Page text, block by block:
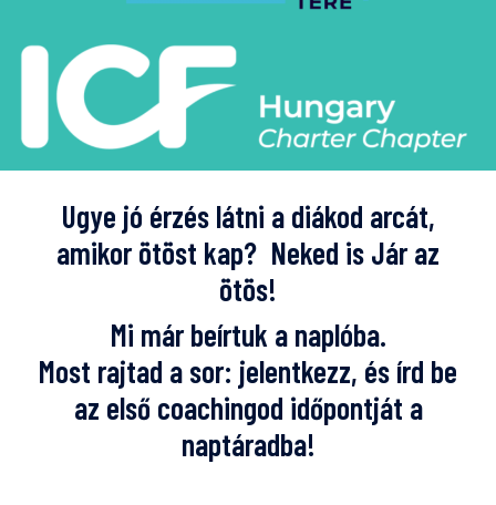
Ugye jó érzés látni a diákod arcát,
amikor ötöst kap? Neked is Jár az
ötös!
Mi már beírtuk a naplóba.
Most rajtad a sor: jelentkezz, és írd be
az első coachingod időpontját a
naptáradba!